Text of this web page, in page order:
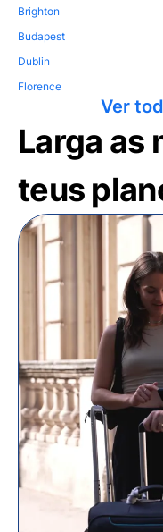
Brighton
Budapest
Dublin
Florence
Ver
Larga as
teus